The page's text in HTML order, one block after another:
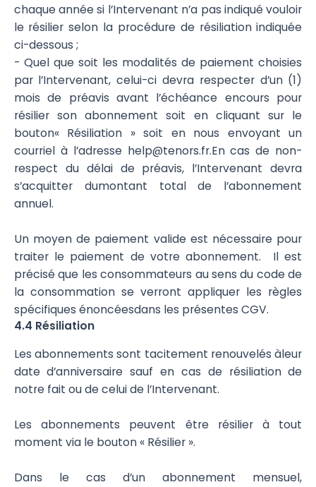
chaque année si l’Intervenant n’a pas indiqué vouloir
le résilier selon la procédure de résiliation indiquée
ci-dessous ;
- Quel que soit les modalités de paiement choisies
par l’Intervenant, celui-ci devra respecter d’un (1)
mois de préavis avant l’échéance encours pour
résilier son abonnement soit en cliquant sur le
bouton« Résiliation » soit en nous envoyant un
courriel à l’adresse help@tenors.fr.En cas de non-
respect du délai de préavis, l’Intervenant devra
s’acquitter dumontant total de l’abonnement
annuel.
Un moyen de paiement valide est nécessaire pour
traiter le paiement de votre abonnement. Il est
précisé que les consommateurs au sens du code de
la consommation se verront appliquer les règles
spécifiques énoncéesdans les présentes CGV.
4.4 Résiliation
Les abonnements sont tacitement renouvelés àleur
date d’anniversaire sauf en cas de résiliation de
notre fait ou de celui de l’Intervenant.
Les abonnements peuvent être résilier à tout
moment via le bouton « Résilier ».
Dans le cas d’un abonnement mensuel,